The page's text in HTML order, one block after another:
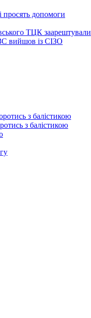
просять допомоги
ТЦК заарештували
вийшов із СІЗО
з балістикою